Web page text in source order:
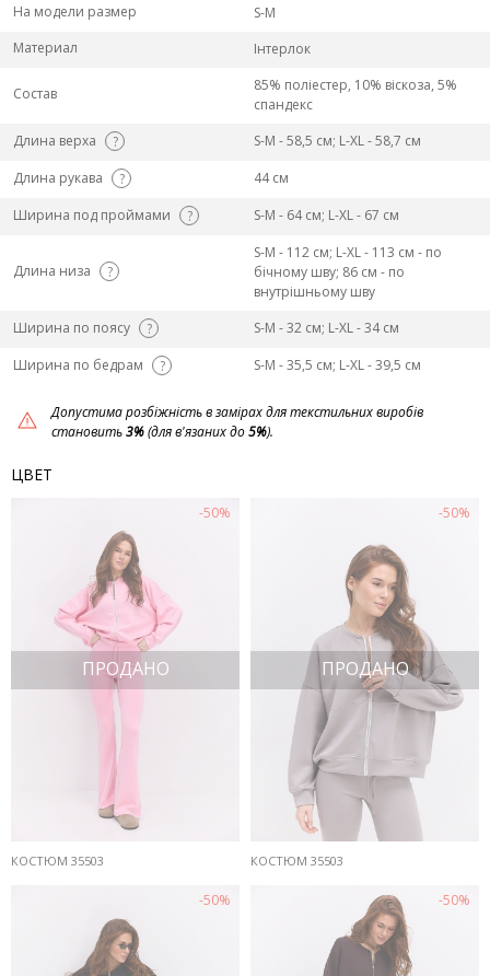
На модели размер
S-M
Материал
Інтерлок
Состав
85% поліестер, 10% віскоза, 5%
спандекс
Длина верха
?
S-M - 58,5 см; L-ХL - 58,7 см
Длина рукава
?
44 см
Ширина под проймами
? S-M - 64 см; L-ХL - 67 см
Длина низа ?
S-M - 112 см; L-ХL - 113 см - по
бічному шву; 86 см - по
внутрішньому шву
Ширина по поясу
?
S-M - 32 см; L-ХL - 34 см
Ширина по бедрам
? S-M - 35,5 см; L-ХL - 39,5 см
Допустима розбіжність в замірах для текстильних виробів
становить3%(для в'язаних до5%).
ЦВЕТ
-50%
ПРОДАНО
КОСТЮМ 35503
-50%
ПРОДАНО
КОСТЮМ 35503
-50% -50%